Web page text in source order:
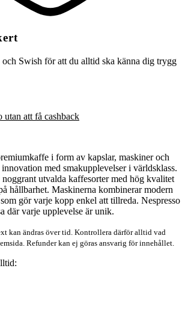
Swish för att du alltid ska känna dig trygg
utan att få cashback
i form av kapslar, maskiner och
med smakupplevelser i världsklass.
noggrant utvalda kaffesorter med hög kvalitet
hållbarhet. Maskinerna kombinerar modern
gör varje kopp enkel att tillreda. Nespresso
där varje upplevelse är unik.
kan ändras över tid. Kontrollera därför alltid vad
Refunder kan ej göras ansvarig för innehållet.